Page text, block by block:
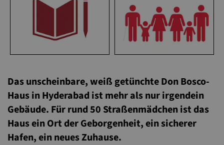
Das unscheinbare, weiß getünchte Don Bosco-
Haus in Hyderabad ist mehr als nur irgendein
Gebäude. Für rund 50 Straßenmädchen ist das
Haus ein Ort der Geborgenheit, ein sicherer
Hafen, ein neues Zuhause.